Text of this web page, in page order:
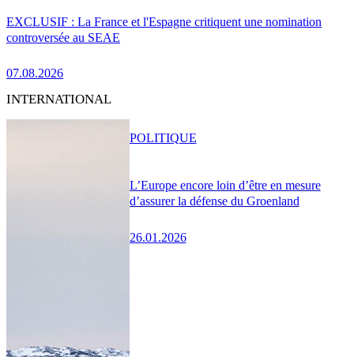
EXCLUSIF : La France et l'Espagne critiquent une nomination
controversée au SEAE
07.08.2026
INTERNATIONAL
L’Europe encore loin d’être en mesure
d’assurer la défense du Groenland
26.01.2026
POLITIQUE